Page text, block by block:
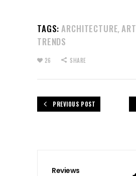
TAGS: ARCHITECTURE,ART
TRENDS
26 SHARE
PREVIOUS POST
Reviews